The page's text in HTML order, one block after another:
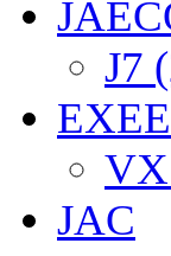
J7
JAC